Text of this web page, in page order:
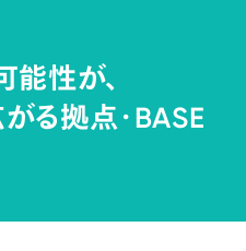
能性が、
る拠点・BASE